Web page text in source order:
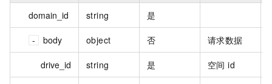
domain_id string 是
body object 否 请求数据
drive_id string 是 空间 id